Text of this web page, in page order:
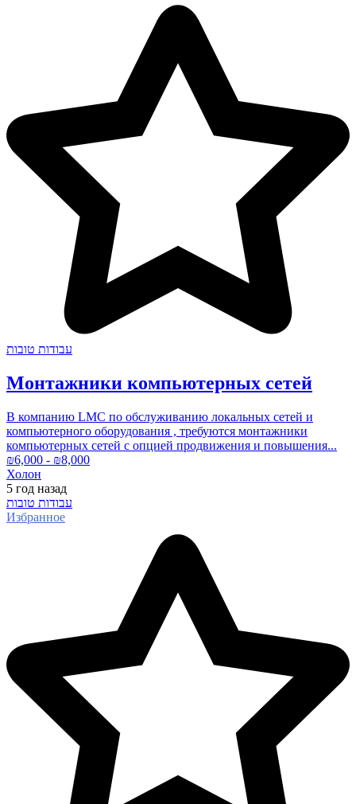
עבודות טובות
Монтажники компьютерных сетей
В компанию LMC по обслуживанию локальных сетей и
компьютерного оборудования , требуются монтажники
компьютерных сетей с опцией продвижения и повышения...
₪6,000 - ₪8,000
Холон
5 год назад
עבודות טובות
Избранное